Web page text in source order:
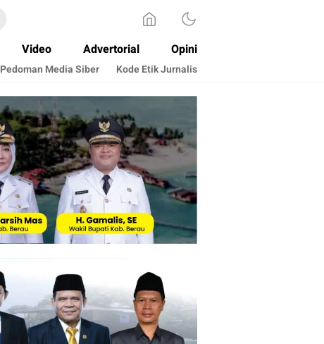
Video Advertorial Opini
Pedoman Media Siber Kode Etik Jurnalis